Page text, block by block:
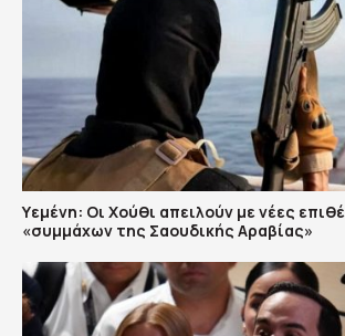
Υεμένη: Οι Χούθι απειλούν με νέες
«συμμάχων της Σαουδικής Αραβίας»